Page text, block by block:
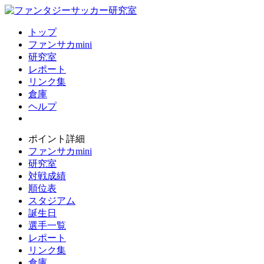
トップ
ファンサカmini
研究室
レポート
リンク集
倉庫
ヘルプ
ポイント詳細
ファンサカmini
研究室
対戦成績
順位表
スタジアム
誕生日
選手一覧
レポート
リンク集